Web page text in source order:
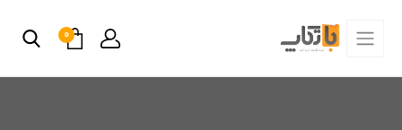
0